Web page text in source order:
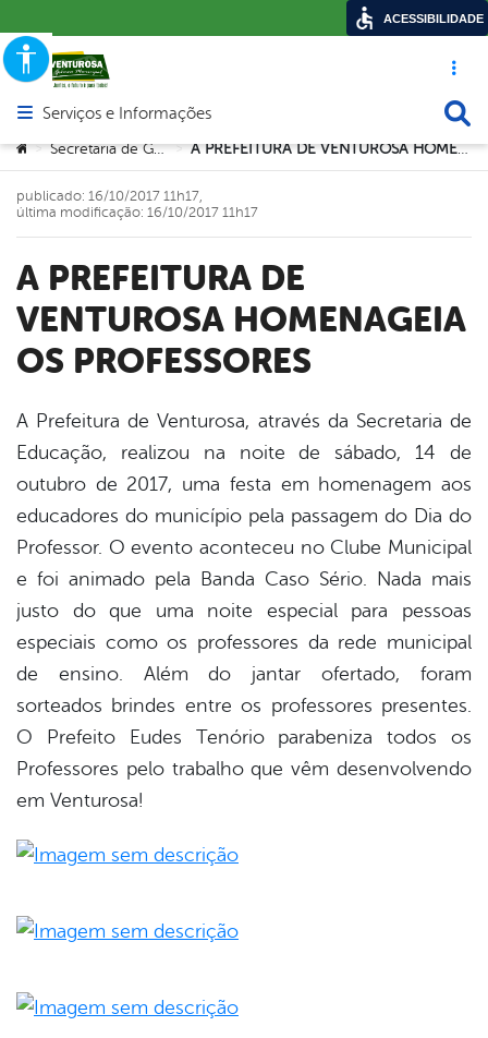
Acesso
Abrir menu principal de navegação
Serviços e Informações
Você está aqui:
> Secretaria de Governo > A PREFEITURA DE VENTUROSA HOMENAGEIA OS PROFESSORES
A PREFEITURA DE
VENTUROSA HOMENAGEIA
OS PROFESSORES
publicado: 16/10/2017 11h17,
última modificação: 16/10/2017 11h17
A Prefeitura de Venturosa, através da Secretaria de
Educação, realizou na noite de sábado, 14 de
outubro de 2017, uma festa em homenagem aos
educadores do município pela passagem do Dia do
Professor. O evento aconteceu no Clube Municipal
e foi animado pela Banda Caso Sério. Nada mais
justo do que uma noite especial para pessoas
especiais como os professores da rede municipal
de ensino. Além do jantar ofertado, foram
sorteados brindes entre os professores presentes.
O Prefeito Eudes Tenório parabeniza todos os
Professores pelo trabalho que vêm desenvolvendo
em Venturosa!
ACESSIBILIDADE